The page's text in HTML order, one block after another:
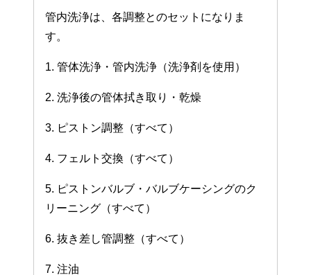
管内洗浄は、各調整とのセットになりま
す。
1. 管体洗浄・管内洗浄（洗浄剤を使用）
2. 洗浄後の管体拭き取り・乾燥
3. ピストン調整（すべて）
4. フェルト交換（すべて）
5. ピストンバルブ・バルブケーシングのク
リーニング（すべて）
6. 抜き差し管調整（すべて）
7. 注油